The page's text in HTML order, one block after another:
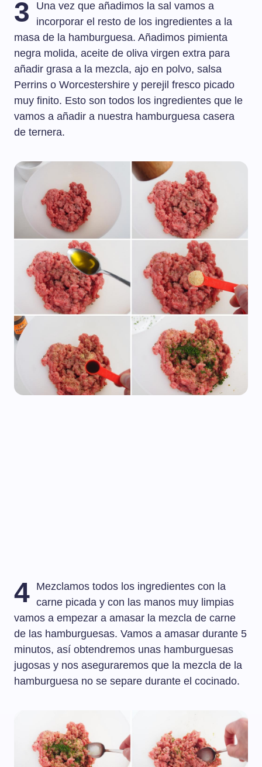
3
Una vez que añadimos la sal vamos a
incorporar el resto de los ingredientes a la
masa de la hamburguesa. Añadimos pimienta
negra molida, aceite de oliva virgen extra para
añadir grasa a la mezcla, ajo en polvo, salsa
Perrins o Worcestershire y perejil fresco picado
muy finito. Esto son todos los ingredientes que le
vamos a añadir a nuestra hamburguesa casera
de ternera.
4 Mezclamos todos los ingredientes con la
carne picada y con las manos muy limpias
vamos a empezar a amasar la mezcla de carne
de las hamburguesas. Vamos a amasar durante 5
minutos, así obtendremos unas hamburguesas
jugosas y nos aseguraremos que la mezcla de la
hamburguesa no se separe durante el cocinado.